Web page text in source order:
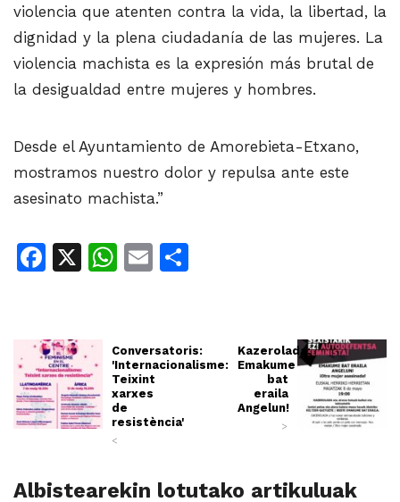
violencia que atenten contra la vida, la libertad, la
dignidad y la plena ciudadanía de las mujeres. La
violencia machista es la expresión más brutal de
la desigualdad entre mujeres y hombres.
Desde el Ayuntamiento de Amorebieta-Etxano,
mostramos nuestro dolor y repulsa ante este
asesinato machista.”
Facebook
X WhatsApp
Email
Conversatoris:
'Internacionalisme:
Teixint
xarxes
de
resistència'
<
Kazerolada:
Emakume
bat
eraila
Angelun!
>
Albistearekin lotutako artikuluak